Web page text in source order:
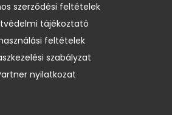
szerződési feltételek
tájékoztató
feltételek
szabályzat
nyilatkozat